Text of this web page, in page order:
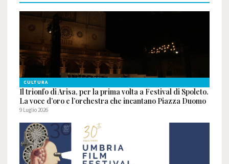
CULTURA
Il trionfo di Arisa, per la prima volta a Festival di Spoleto.
La voce d’oro e l’orchestra che incantano Piazza Duomo
9 Luglio 2026